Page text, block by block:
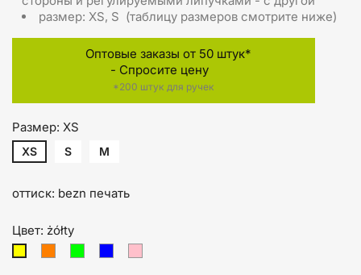
размер: XS, S (таблицу размеров смотрите ниже)
Оптовые заказы от 50 штук*
- Спросите цену
*200 штук для ручек
Размер: XS
XS S M
оттиск: bezn печать
Цвет: żółty